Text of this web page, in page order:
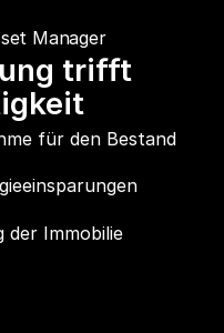
Manager
trifft
für den Bestand
der Immobilie